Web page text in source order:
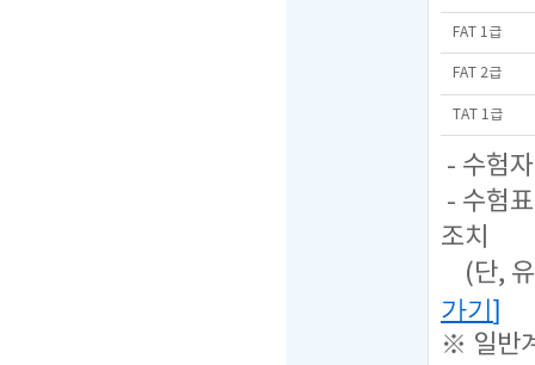
FAT 1급
FAT 2급
TAT 1급
- 수험
- 수험
조치
(단, 유
가기]
※ 일반